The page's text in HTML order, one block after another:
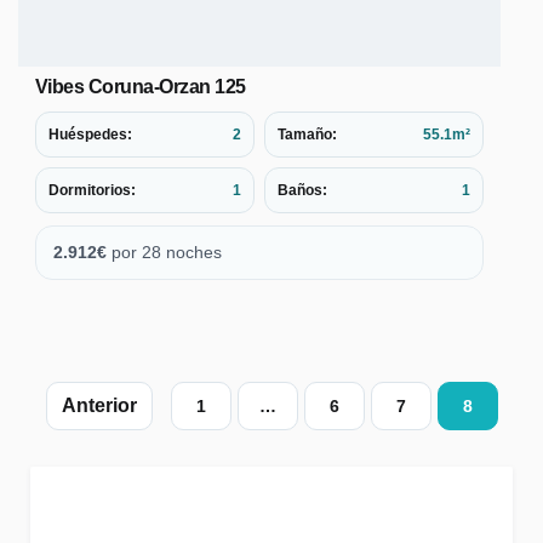
Vibes Coruna-Orzan 125
Huéspedes: 2 Tamaño: 55.1m²
Dormitorios: 1 Baños: 1
2.912€ por 28 noches
Paginación
1 … 6 7 8